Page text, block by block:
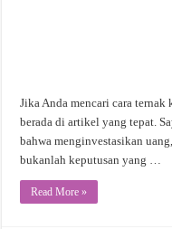
Jika Anda mencari cara
berada di artikel yang tepat.
bahwa menginvestasikan
bukanlah keputusan yang …
Read More »